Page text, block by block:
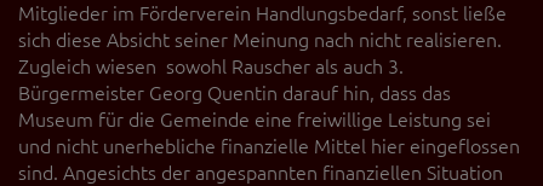
Mitglieder im Förderverein Handlungsbedarf, sonst ließe
sich diese Absicht seiner Meinung nach nicht realisieren.
Zugleich wiesen sowohl Rauscher als auch 3.
Bürgermeister Georg Quentin darauf hin, dass das
Museum für die Gemeinde eine freiwillige Leistung sei
und nicht unerhebliche finanzielle Mittel hier eingeflossen
sind. Angesichts der angespannten finanziellen Situation